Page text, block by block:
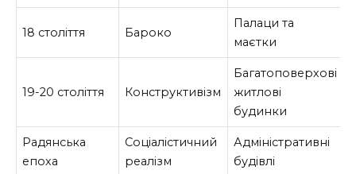
18 століття Бароко
Палаци та
маєтки
19-20 століття Конструктивізм
Багатоповерхові
житлові
будинки
Радянська
епоха
Соціалістичний
реалізм
Адміністративні
будівлі